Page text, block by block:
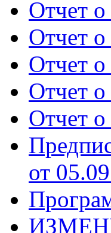
Отчет о
Отчет о
Отчет о
Отчет о
Отчет о
от